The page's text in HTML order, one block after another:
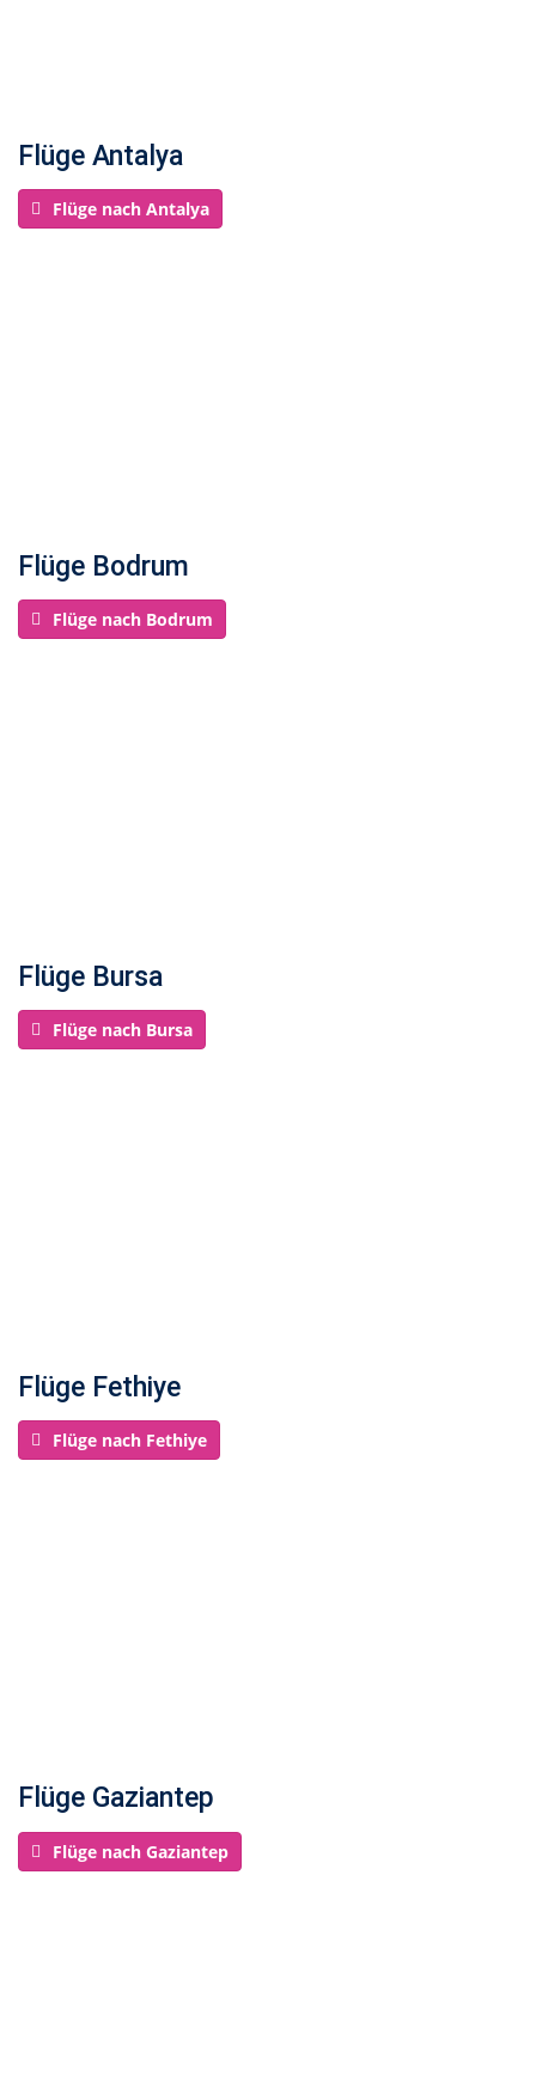
Flüge Antalya
Flüge nach Antalya
Flüge Bodrum
Flüge nach Bodrum
Flüge Bursa
Flüge nach Bursa
Flüge Fethiye
Flüge nach Fethiye
Flüge Gaziantep
Flüge nach Gaziantep